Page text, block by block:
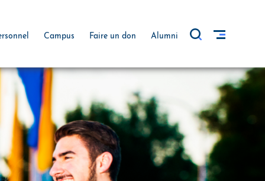
Campus Faire un don Alumni